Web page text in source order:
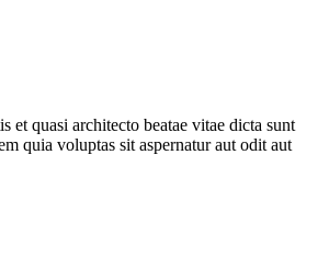
et quasi architecto beatae vitae dicta sunt
quia voluptas sit aspernatur aut odit aut